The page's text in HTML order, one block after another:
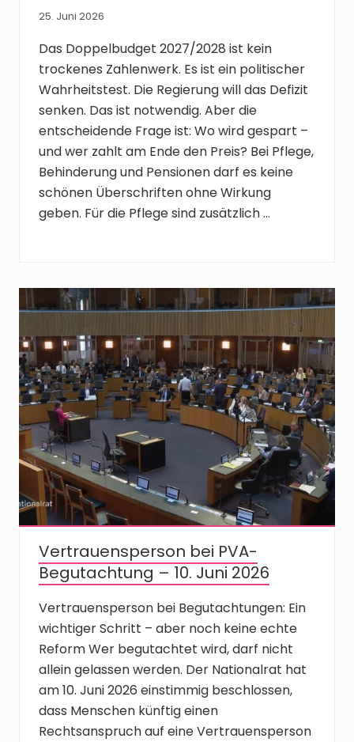
25. Juni 2026
Das Doppelbudget 2027/2028 ist kein
trockenes Zahlenwerk. Es ist ein politischer
Wahrheitstest. Die Regierung will das Defizit
senken. Das ist notwendig. Aber die
entscheidende Frage ist: Wo wird gespart –
und wer zahlt am Ende den Preis? Bei Pflege,
Behinderung und Pensionen darf es keine
schönen Überschriften ohne Wirkung
geben. Für die Pflege sind zusätzlich …
Vertrauensperson bei PVA-
Begutachtung – 10. Juni 2026
Vertrauensperson bei Begutachtungen: Ein
wichtiger Schritt – aber noch keine echte
Reform Wer begutachtet wird, darf nicht
allein gelassen werden. Der Nationalrat hat
am 10. Juni 2026 einstimmig beschlossen,
dass Menschen künftig einen
Rechtsanspruch auf eine Vertrauensperson